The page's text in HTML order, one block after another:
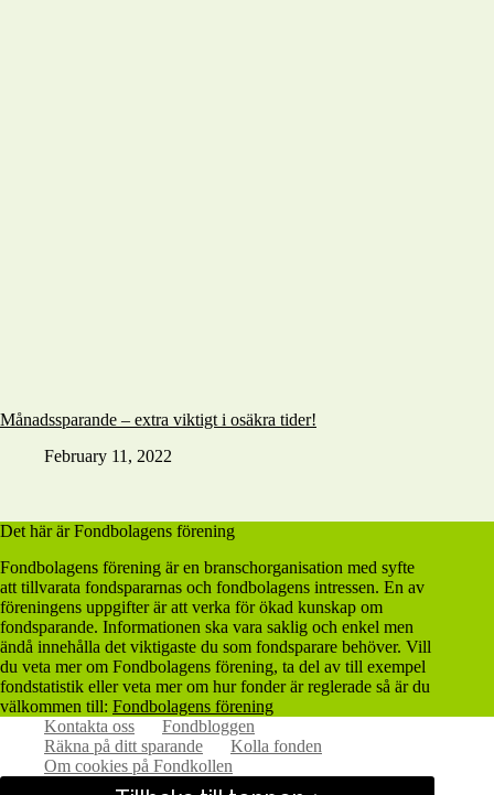
Månadssparande – extra viktigt i osäkra tider!
February 11, 2022
Det här är Fondbolagens förening
Fondbolagens förening är en branschorganisation med syfte
att tillvarata fondspararnas och fondbolagens intressen. En av
föreningens uppgifter är att verka för ökad kunskap om
fondsparande. Informationen ska vara saklig och enkel men
ändå innehålla det viktigaste du som fondsparare behöver. Vill
du veta mer om Fondbolagens förening, ta del av till exempel
fondstatistik eller veta mer om hur fonder är reglerade så är du
välkommen till: Fondbolagens förening
Kontakta oss
Fondbloggen
Räkna på ditt sparande
Kolla fonden
Om cookies på Fondkollen